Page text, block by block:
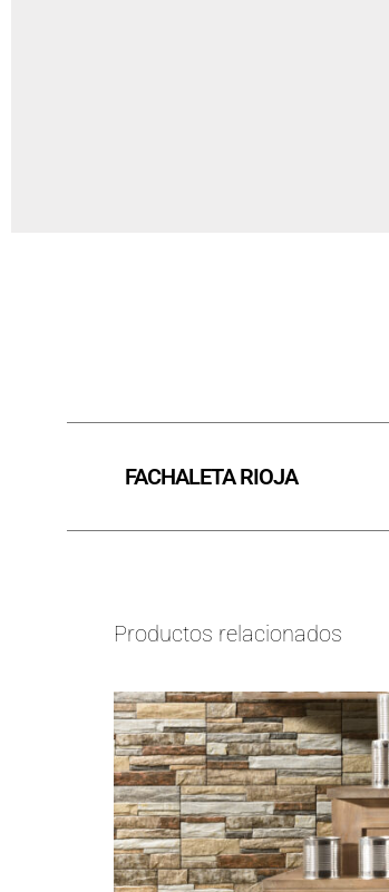
FACHALETA RIOJA
Productos relacionados